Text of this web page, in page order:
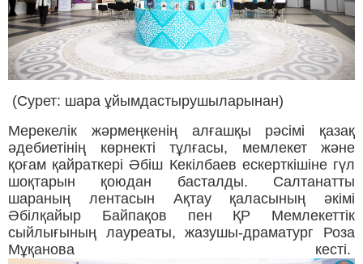
(Сурет: шара ұйымдастырушыларынан)
Мерекелік жәрмеңкенің алғашқы рәсімі қазақ
әдебиетінің көрнекті тұлғасы, мемлекет және
қоғам қайраткері Әбіш Кекілбаев ескерткішіне гүл
шоқтарын қоюдан басталды. Салтанатты
шараның лентасын Ақтау қаласының әкімі
Әбілқайыр Байпақов пен ҚР Мемлекеттік
сыйлығының лауреаты, жазушы-драматург Роза
Мұқанова кесті.